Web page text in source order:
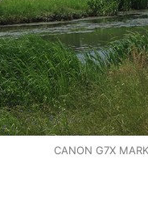
CANON G7X